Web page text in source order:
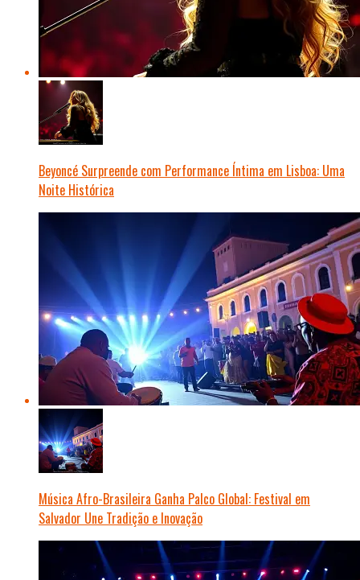
Beyoncé Surpreende com Performance Íntima em Lisboa: Uma
Noite Histórica
Música Afro-Brasileira Ganha Palco Global: Festival em
Salvador Une Tradição e Inovação